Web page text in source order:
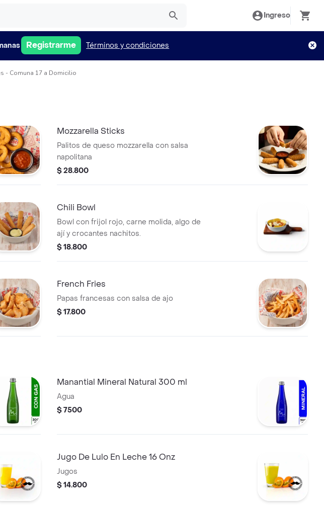
Ingreso
Registrarme Términos y condiciones
- Comuna 17 a Domicilio
Mozzarella Sticks
Palitos de queso mozzarella con salsa
napolitana
$ 28.800
Chili Bowl
Bowl con frijol rojo, carne molida, algo de
ají y crocantes nachitos.
$ 18.800
French Fries
Papas francesas con salsa de ajo
$ 17.800
Manantial Mineral Natural 300 ml
Agua
$ 7500
Jugo De Lulo En Leche 16 Onz
Jugos
$ 14.800